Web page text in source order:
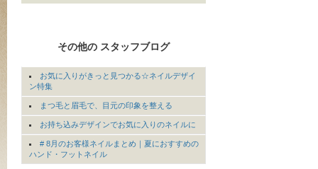
その他の スタッフブログ
お気に入りがきっと見つかる☆ネイルデザイ
ン特集
まつ毛と眉毛で、目元の印象を整える
お持ち込みデザインでお気に入りのネイルに
# 8月のお客様ネイルまとめ｜夏におすすめの
ハンド・フットネイル